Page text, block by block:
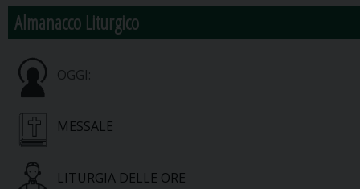
Almanacco Liturgico
OGGI:
MESSALE
LITURGIA DELLE ORE